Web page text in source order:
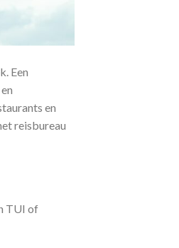
Een
en
reisbureau
TUI of